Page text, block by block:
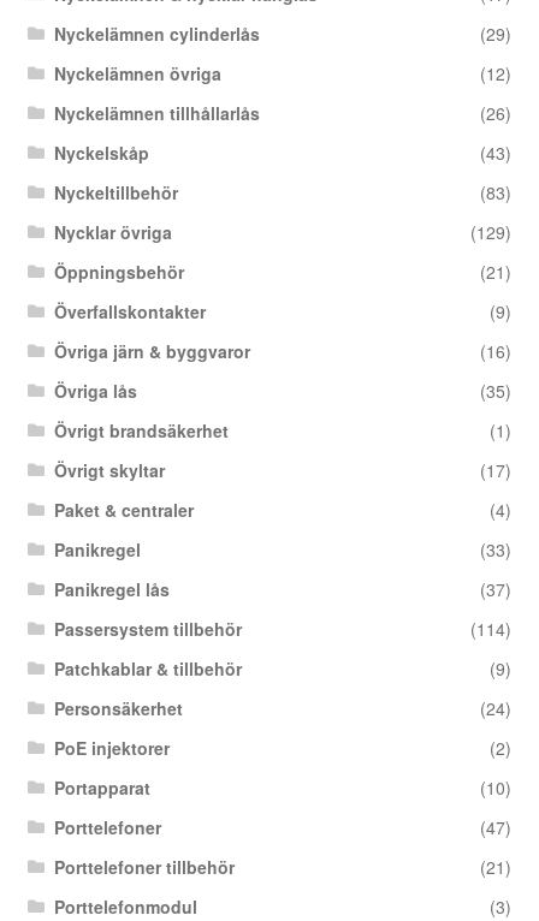
Nyckelämnen cylinderlås
(29)
Nyckelämnen övriga
(12)
Nyckelämnen tillhållarlås
(26)
Nyckelskåp
(43)
Nyckeltillbehör
(83)
Nycklar övriga
(129)
Öppningsbehör
(21)
Överfallskontakter
(9)
Övriga järn & byggvaror
(16)
Övriga lås
(35)
Övrigt brandsäkerhet
(1)
Övrigt skyltar
(17)
Paket & centraler
(4)
Panikregel
(33)
Panikregel lås
(37)
Passersystem tillbehör
(114)
Patchkablar & tillbehör
(9)
Personsäkerhet
(24)
PoE injektorer
(2)
Portapparat
(10)
Porttelefoner
(47)
Porttelefoner tillbehör
(21)
Porttelefonmodul
(3)